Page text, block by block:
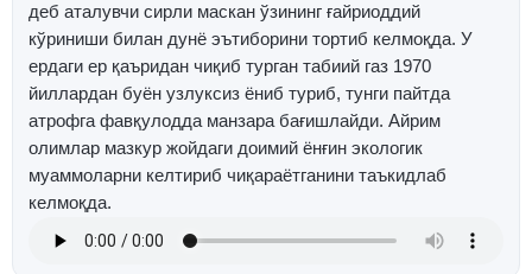
деб аталувчи сирли маскан ўзининг ғайриоддий
кўриниши билан дунё эътиборини тортиб келмоқда. У
ердаги ер қаъридан чиқиб турган табиий газ 1970
йиллардан буён узлуксиз ёниб туриб, тунги пайтда
атрофга фавқулодда манзара бағишлайди. Айрим
олимлар мазкур жойдаги доимий ёнғин экологик
муаммоларни келтириб чиқараётганини таъкидлаб
келмоқда.